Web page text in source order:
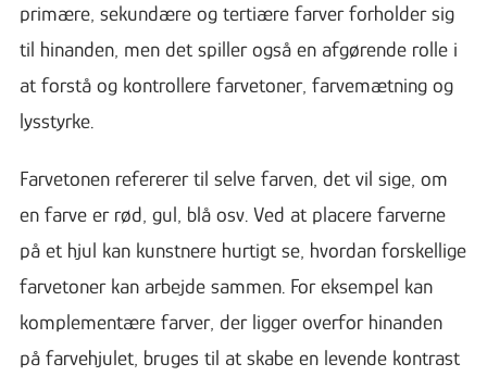
primære, sekundære og tertiære farver forholder sig
til hinanden, men det spiller også en afgørende rolle i
at forstå og kontrollere farvetoner, farvemætning og
lysstyrke.
Farvetonen refererer til selve farven, det vil sige, om
en farve er rød, gul, blå osv. Ved at placere farverne
på et hjul kan kunstnere hurtigt se, hvordan forskellige
farvetoner kan arbejde sammen. For eksempel kan
komplementære farver, der ligger overfor hinanden
på farvehjulet, bruges til at skabe en levende kontrast